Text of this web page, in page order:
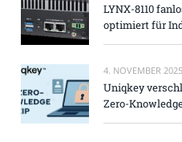
LYNX-8110
optimiert für
4. NOVEMBER 2025
Uniqkey
Zero-